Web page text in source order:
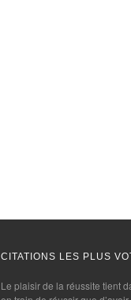
CITATIONS LES PLUS
Le plaisir de la réussite tient